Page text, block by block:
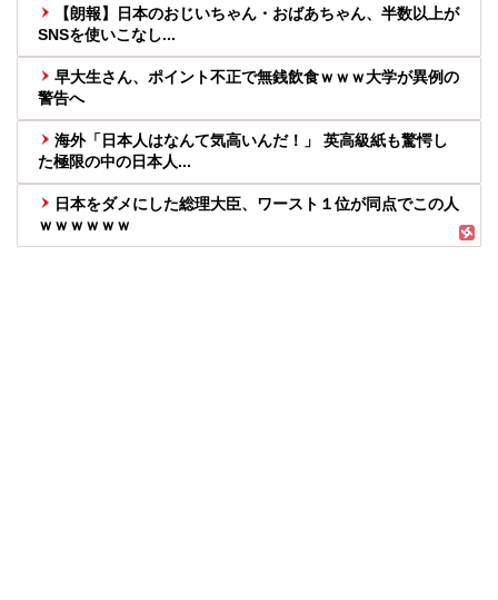
【朗報】日本のおじいちゃん・おばあちゃん、半数以上が
SNSを使いこなし...
早大生さん、ポイント不正で無銭飲食ｗｗｗ大学が異例の
警告へ
海外「日本人はなんて気高いんだ！」 英高級紙も驚愕し
た極限の中の日本人...
日本をダメにした総理大臣、ワースト１位が同点でこの人
ｗｗｗｗｗｗ